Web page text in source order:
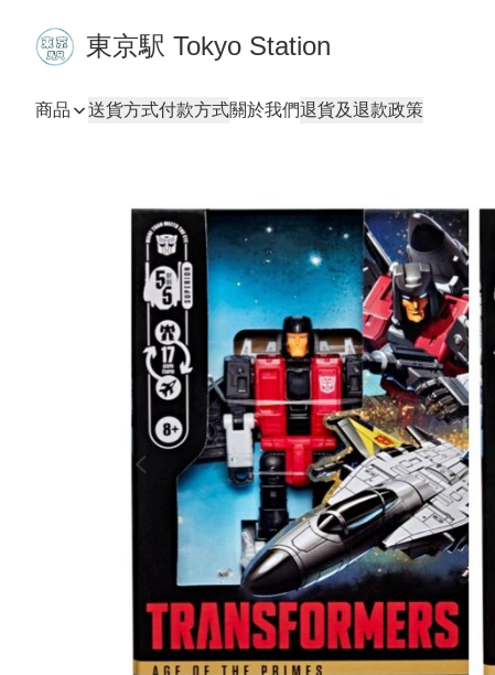
東京駅 Tokyo Station
商品 送貨方式付款方式關於我們退貨及退款政策